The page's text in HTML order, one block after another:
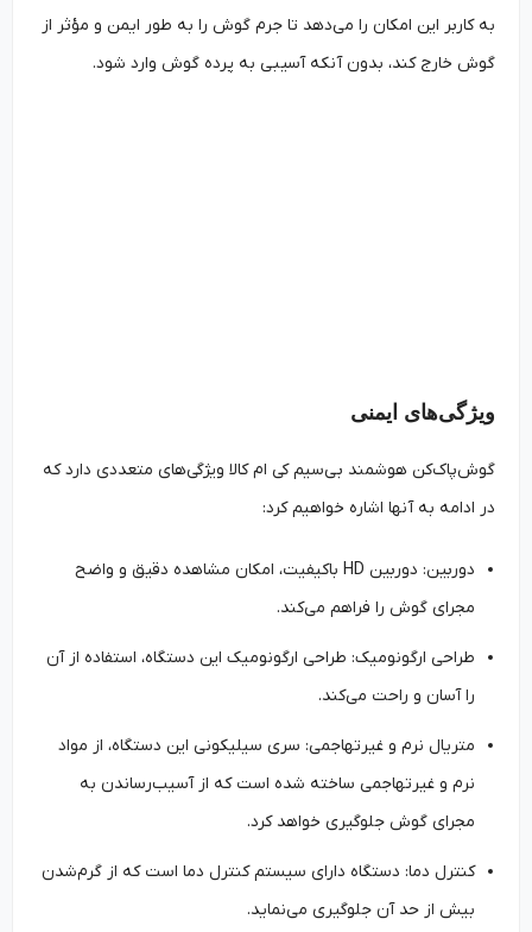
به کاربر این امکان را می‌دهد تا جرم گوش را به طور ایمن و مؤثر از
گوش خارج کند، بدون آنکه آسیبی به پرده گوش وارد شود.
ویژگی‌های ایمنی
گوش‌پاک‌کن هوشمند بی‌سیم کی ام کالا ویژگی‌های متعددی دارد که
در ادامه به آنها اشاره خواهیم کرد:
دوربین: دوربین HD باکیفیت، امکان مشاهده دقیق و واضح
مجرای گوش را فراهم می‌کند.
طراحی ارگونومیک: طراحی ارگونومیک این دستگاه، استفاده از آن
را آسان و راحت می‌کند.
متریال نرم و غیرتهاجمی: سری سیلیکونی این دستگاه، از مواد
نرم و غیرتهاجمی ساخته شده است که از آسیب‌رساندن به
مجرای گوش جلوگیری خواهد کرد.
کنترل دما: دستگاه دارای سیستم کنترل دما است که از گرم‌شدن
بیش از حد آن جلوگیری می‌نماید.